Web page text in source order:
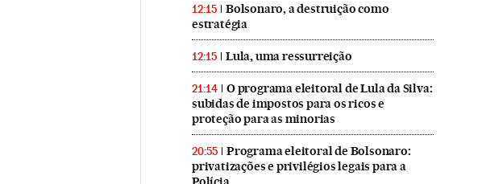
12:15
Bolsonaro, a destruição como
estratégia
12:15 Lula, uma ressurreição
21:14
O programa eleitoral de Lula da Silva:
subidas de impostos para os ricos e
proteção para as minorias
20:55
Programa eleitoral de Bolsonaro:
privatizações e privilégios legais para a